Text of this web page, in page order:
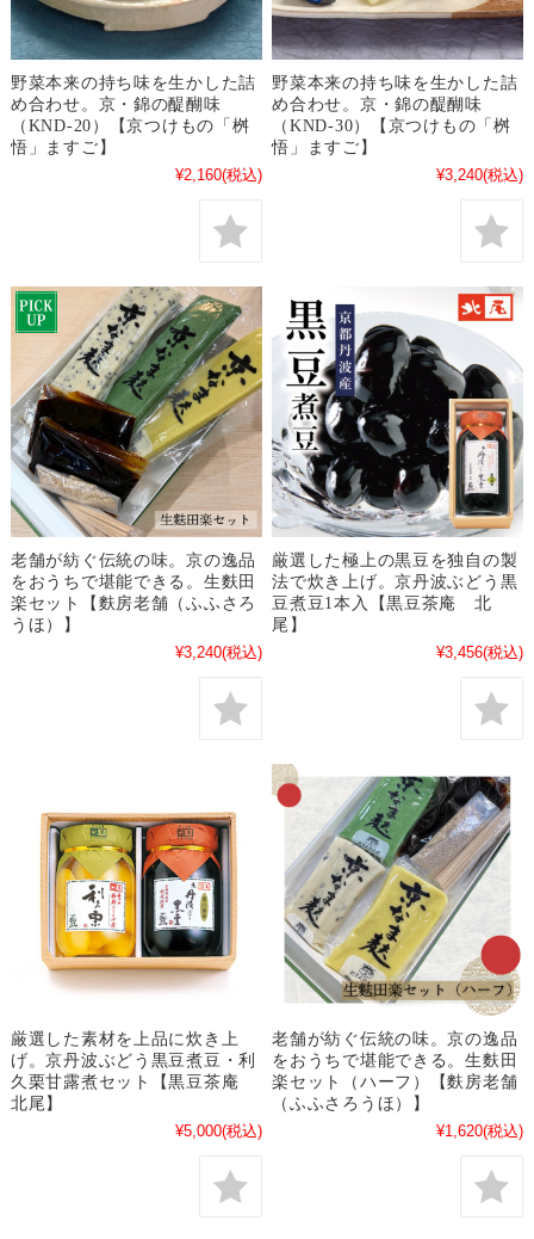
野菜本来の持ち味を生かした詰
め合わせ。京・錦の醍醐味
（KND-20）【京つけもの「桝
悟」ますご】
¥2,160(税込)
野菜本来の持ち味を生かした詰
め合わせ。京・錦の醍醐味
（KND-30）【京つけもの「桝
悟」ますご】
¥3,240(税込)
老舗が紡ぐ伝統の味。京の逸品
をおうちで堪能できる。生麩田
楽セット【麩房老舗（ふふさろ
うほ）】
¥3,240(税込)
厳選した極上の黒豆を独自の製
法で炊き上げ。京丹波ぶどう黒
豆煮豆1本入【黒豆茶庵 北
尾】
¥3,456(税込)
厳選した素材を上品に炊き上
げ。京丹波ぶどう黒豆煮豆・利
久栗甘露煮セット【黒豆茶庵
北尾】
¥5,000(税込)
老舗が紡ぐ伝統の味。京の逸品
をおうちで堪能できる。生麩田
楽セット（ハーフ）【麩房老舗
（ふふさろうほ）】
¥1,620(税込)